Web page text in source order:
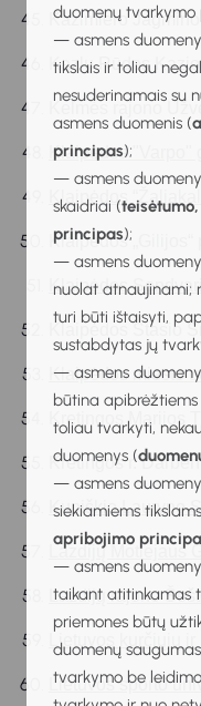
duomenų tvarkymo
— asmens
tikslais ir toliau
nesuderinamais su
asmens duomenis (
principas);
— asmens
skaidriai (
principas);
— asmens
nuolat atnaujinami;
turi būti ištaisyti,
sustabdytas jų
— asmens
būtina apibrėžtiems
toliau tvarkyti,
duomenys (
— asmens
siekiamiems
apribojimo
— asmens
taikant atitinkamas
priemones būtų
duomenų
tvarkymo be
Kazimiero
Kazlų Rūdos
Kelmės rajono
Klaipėdos "Varpo"
Klaipėdos
Klaipėdos
Klaipėdos
Klaipėdos Stasio
Klaipėdos miesto
Kretingos Marijos
Kretingos r.
Kupiškio Lauryno
Lazdijų Motiejaus
Lazdijų rajono
Lietuvos kurčiųjų
Lietuvos sporto